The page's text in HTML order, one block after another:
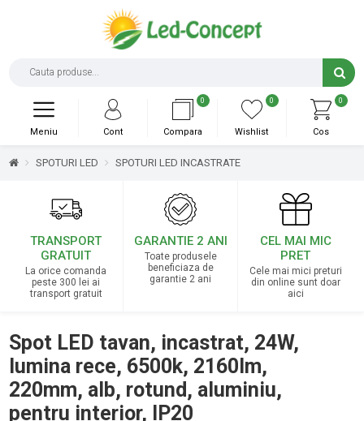
0
Cos
0
Wishlist
0
Compara
Cont
Meniu
SPOTURI LED SPOTURI LED INCASTRATE
TRANSPORT
GRATUIT
La orice comanda
peste 300 lei ai
transport gratuit
GARANTIE 2 ANI
Toate produsele
beneficiaza de
garantie 2 ani
CEL MAI MIC
PRET
Cele mai mici preturi
din online sunt doar
aici
Spot LED tavan, incastrat, 24W,
lumina rece, 6500k, 2160lm,
220mm, alb, rotund, aluminiu,
pentru interior, IP20